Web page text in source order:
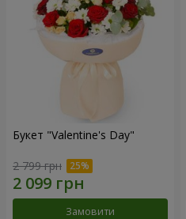
Букет "Valentine's Day"
2 799 грн
Замовити